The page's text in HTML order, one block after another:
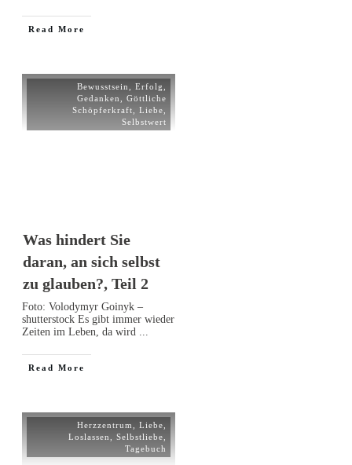
Read More
Bewusstsein Erfolg
Gedanken
Göttliche
Schöpferkraft
Liebe
Selbstwert
Was hindert Sie
daran, an sich selbst
zu glauben?, Teil 2
Foto: Volodymyr Goinyk –
shutterstock Es gibt immer wieder
Zeiten im Leben, da wird
Read More
Herzzentrum Liebe
Loslassen
Selbstliebe
Tagebuch